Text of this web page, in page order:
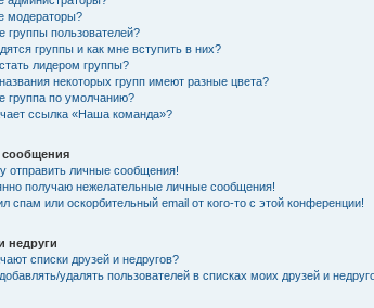
модераторы?
группы пользователей?
группы и как мне вступить в них?
лидером группы?
некоторых групп имеют разные цвета?
группа по умолчанию?
ссылка «Наша команда»?
отправить личные сообщения!
получаю нежелательные личные сообщения!
спам или оскорбительный email от кого-то с этой конференции!
недруги
списки друзей и недругов?
удалять пользователей в списках моих друзей и